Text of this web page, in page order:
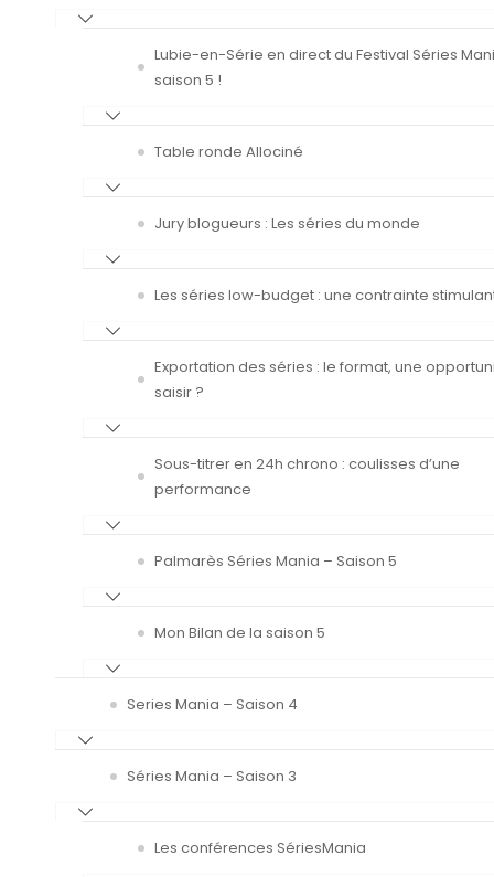
Lubie-en-Série en direct du Festival Séries
saison 5 !
Table ronde Allociné
Jury blogueurs : Les séries du monde
Les séries low-budget : une contrainte
Exportation des séries : le format, une
saisir ?
Sous-titrer en 24h chrono : coulisses d’une
performance
Palmarès Séries Mania – Saison 5
Mon Bilan de la saison 5
Series Mania – Saison 4
Séries Mania – Saison 3
Les conférences SériesMania